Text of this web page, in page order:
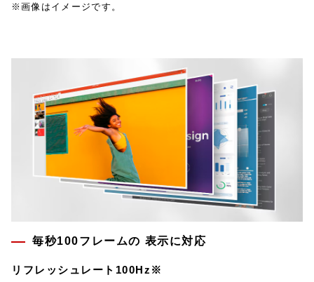
※画像はイメージです。
毎秒100フレームの 表示に対応
リフレッシュレート100Hz※